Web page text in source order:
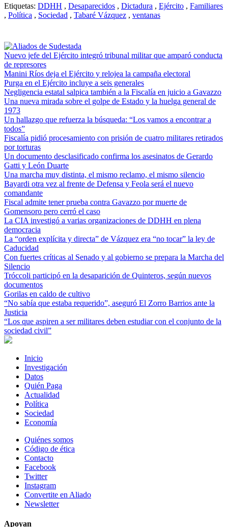
Etiquetas: DDHH , Desaparecidos , Dictadura , Ejército , Familiares
, Política , Sociedad , Tabaré Vázquez , ventanas
Nuevo jefe del Ejército integró tribunal militar que amparó conducta
de represores
Manini Ríos deja el Ejército y relojea la campaña electoral
Purga en el Ejército incluye a seis generales
Negligencia estatal salpica también a la Fiscalía en juicio a Gavazzo
Una nueva mirada sobre el golpe de Estado y la huelga general de
1973
Un hallazgo que refuerza la búsqueda: “Los vamos a encontrar a
todos”
Fiscalía pidió procesamiento con prisión de cuatro militares retirados
por torturas
Un documento desclasificado confirma los asesinatos de Gerardo
Gatti y León Duarte
Una marcha muy distinta, el mismo reclamo, el mismo silencio
Bayardi otra vez al frente de Defensa y Feola será el nuevo
comandante
Fiscal admite tener prueba contra Gavazzo por muerte de
Gomensoro pero cerró el caso
La CIA investigó a varias organizaciones de DDHH en plena
democracia
La “orden explícita y directa” de Vázquez era “no tocar” la ley de
Caducidad
Con fuertes críticas al Senado y al gobierno se prepara la Marcha del
Silencio
Tróccoli participó en la desaparición de Quinteros, según nuevos
documentos
Gorilas en caldo de cultivo
“No sabía que estaba requerido”, aseguró El Zorro Barrios ante la
Justicia
“Los que aspiren a ser militares deben estudiar con el conjunto de la
sociedad civil”
Inicio
Investigación
Datos
Quién Paga
Actualidad
Política
Sociedad
Economía
Quiénes somos
Código de ética
Contacto
Facebook
Twitter
Instagram
Convertite en Aliado
Newsletter
Apoyan